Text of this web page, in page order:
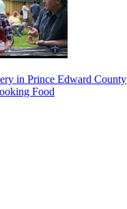
in Prince Edward County
Food